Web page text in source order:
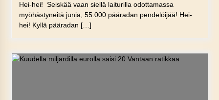
Hei-hei! Seiskää vaan siellä laiturilla odottamassa
myöhästyneitä junia, 55.000 pääradan pendelöijää! Hei-
hei! Kyllä pääradan […]